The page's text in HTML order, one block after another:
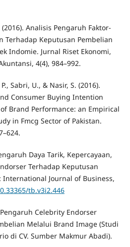
Analisis Pengaruh Faktor-
Terhadap Keputusan Pembelian
Indomie. Jurnal Riset Ekonomi,
4(4), 984–992.
Sabri, U., & Nasir, S. (2016).
Consumer Buying Intention
Brand Performance: an Empirical
in Fmcg Sector of Pakistan.
Daya Tarik, Kepercayaan,
Terhadap Keputusan
International Journal of Business,
tb.v3i2.446
Celebrity Endorser
Melalui Brand Image (Studi
di CV. Sumber Makmur Abadi).